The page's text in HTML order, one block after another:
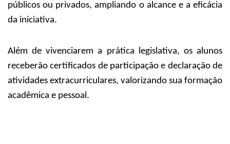
públicos ou privados, ampliando o alcance e a eficácia
da iniciativa.
Além de vivenciarem a prática legislativa, os alunos
receberão certificados de participação e declaração de
atividades extracurriculares, valorizando sua formação
acadêmica e pessoal.